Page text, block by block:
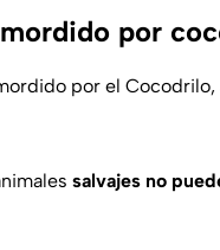
por
por el Cocodrilo,
salvajes no